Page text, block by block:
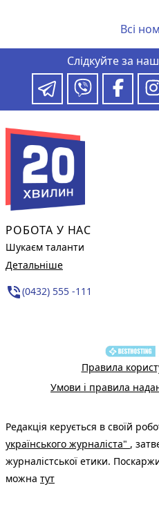
Всі
Слідкуйте за
РОБОТА У НАС
Шукаєм таланти
Детальніше
phone_in_talk(0432) 555 -111
Правила
Умови і правила
Редакція керується в своїй
українського журналіста" ,
журналістської етики.
можна тут